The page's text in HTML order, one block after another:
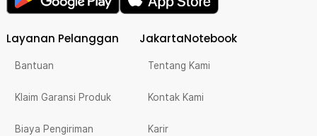
Layanan Pelanggan
Bantuan
Klaim Garansi Produk
Biaya Pengiriman
JakartaNotebook
Tentang Kami
Kontak Kami
Karir